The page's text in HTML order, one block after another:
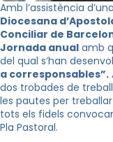
Amb l’assistència
Diocesana
Conciliar de
Jornada anual amb
del qual s’han
a corresponsables”.
dos trobades de
les pautes per
tots els fidels
Pla Pastoral.